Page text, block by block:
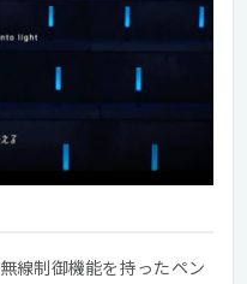
線制御機能を持ったペン